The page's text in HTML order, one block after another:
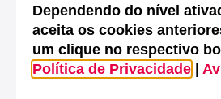
Dependendo do nível
aceita os cookies
um clique no respectivo
Política de Privacidade